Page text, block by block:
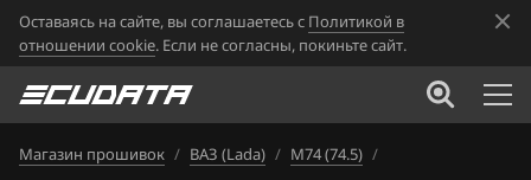
Оставаясь на сайте, вы соглашаетесь с Политикой в
отношении cookie. Если не согласны, покиньте сайт.
Магазин прошивок / ВАЗ (Lada) / М74 (74.5) /